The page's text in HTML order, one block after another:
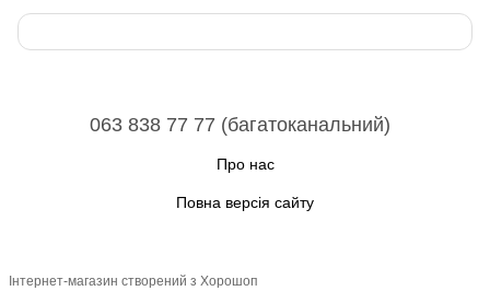
063 838 77 77 (багатоканальний)
Про нас
Повна версія сайту
Інтернет-магазин створений з Хорошоп